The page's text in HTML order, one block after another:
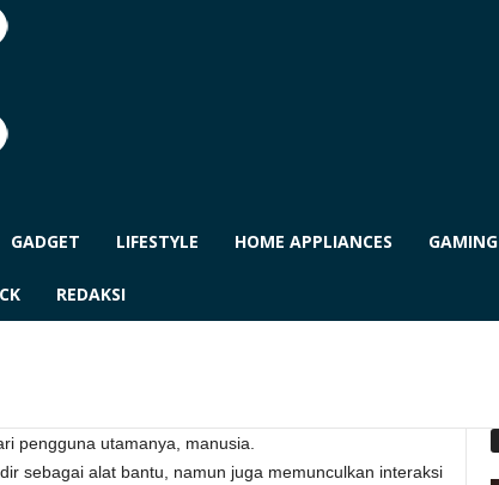
GADGET LIFESTYLE HOME APPLIANCES GAMING
REDAKSI
pengguna utamanya, manusia.
sebagai alat bantu, namun juga memunculkan interaksi